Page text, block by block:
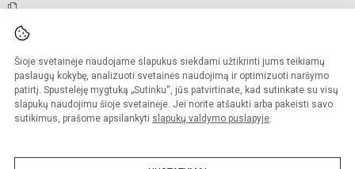
Šioje svetainėje naudojame slapukus siekdami užtikrinti jums teikiamų
paslaugų kokybę, analizuoti svetainės naudojimą ir optimizuoti naršymo
patirtį. Spustelėję mygtuką „Sutinku“, jūs patvirtinate, kad sutinkate su visų
slapukų naudojimu šioje svetainėje. Jei norite atšaukti arba pakeisti savo
sutikimus, prašome apsilankyti slapukų valdymo puslapyje.
Kopijuoti turinį be raštiško gimnazijos administracijos sutikimo griežtai
draudžiama.
Prieinamumo paraiška Slapukų valdymas
Sumanus būdas atnaujinti